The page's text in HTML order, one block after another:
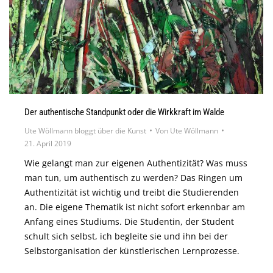
Der authentische Standpunkt oder die Wirkkraft im Walde
Ute Wöllmann bloggt über die Kunst Von Ute Wöllmann
21. April 2019
Wie gelangt man zur eigenen Authentizität? Was muss
man tun, um authentisch zu werden? Das Ringen um
Authentizität ist wichtig und treibt die Studierenden
an. Die eigene Thematik ist nicht sofort erkennbar am
Anfang eines Studiums. Die Studentin, der Student
schult sich selbst, ich begleite sie und ihn bei der
Selbstorganisation der künstlerischen Lernprozesse.